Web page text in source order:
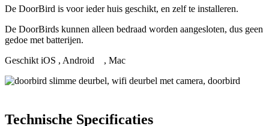
De DoorBird is voor ieder huis geschikt, en zelf te installeren.
De DoorBirds kunnen alleen bedraad worden aangesloten, dus geen
gedoe met batterijen.
Geschikt iOS , Android , Mac
Technische Specificaties